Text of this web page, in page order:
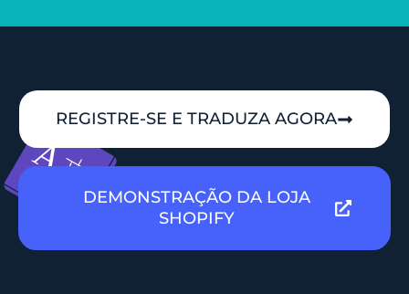
REGISTRE-SE E TRADUZA AGORA
DEMONSTRAÇÃO DA LOJA
SHOPIFY